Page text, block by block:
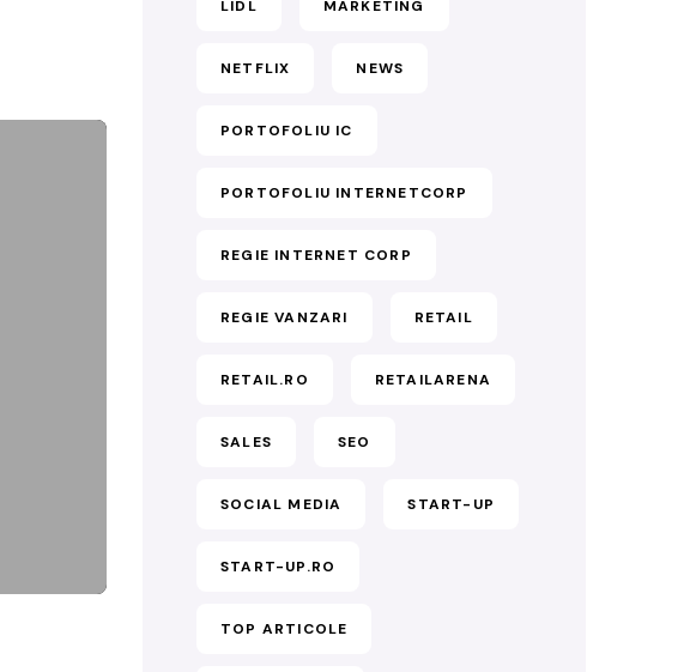
LIDL MARKETING
NETFLIX NEWS
PORTOFOLIU IC
PORTOFOLIU INTERNETCORP
REGIE INTERNET CORP
REGIE VANZARI RETAIL
RETAIL.RO RETAILARENA
SALES SEO
SOCIAL MEDIA START-UP
START-UP.RO
TOP ARTICOLE